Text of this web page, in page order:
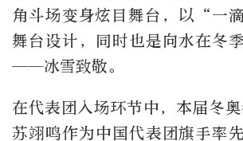
角斗场变身炫目舞台，以“一
舞台设计，同时也是向水在冬
——冰雪致敬。
在代表团入场环节中，本届冬
苏翊鸣作为中国代表团旗手率